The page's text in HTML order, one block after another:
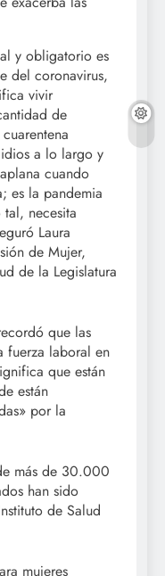
y obligatorio es
del coronavirus,
vivir
de
a lo largo y
cuando
es la pandemia
necesita
Laura
de Mujer,
de la Legislatura
que las
fuerza laboral en
que están
están
por la
más de 30.000
han sido
de Salud